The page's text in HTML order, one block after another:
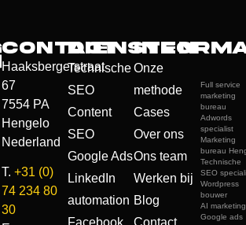
Contact
Haaksbergerstraat
67
7554 PA
Hengelo
Nederland
T. +31 (0)
74 234 80
30
Diensten
Technische
SEO
Content
SEO
Google Ads
LinkedIn
automation
Facebook
Onze
methode
Cases
Over ons
Ons team
Werken bij
Blog
Contact
Full service
marketing
bureau
Adwords
specialist
Marketing
bureau
Technische
SEO
Wordpress
bouwer
AI marketing
Google ads